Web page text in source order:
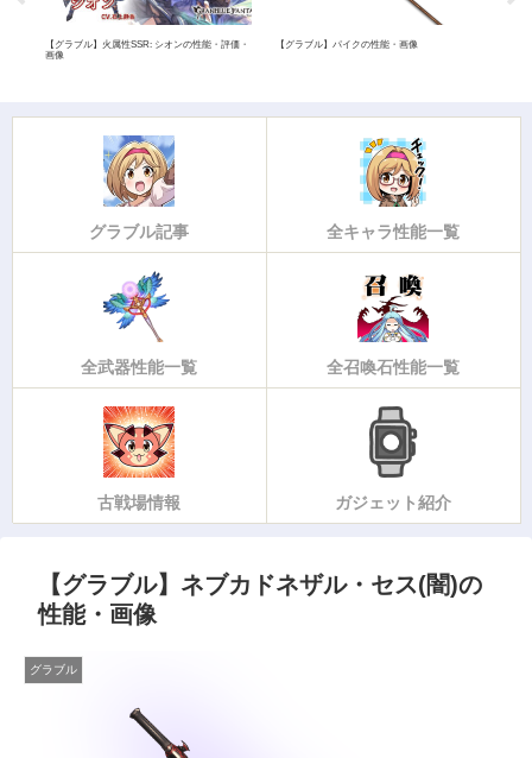
【グラブル】火属性SSR: シオンの性能・評価・
画像
【グラブル】パイクの性能・画像
グラブル記事 全キャラ性能一覧
全武器性能一覧 全召喚石性能一覧
古戦場情報 ガジェット紹介
【グラブル】ネブカドネザル・セス(闇)の
性能・画像
グラブル